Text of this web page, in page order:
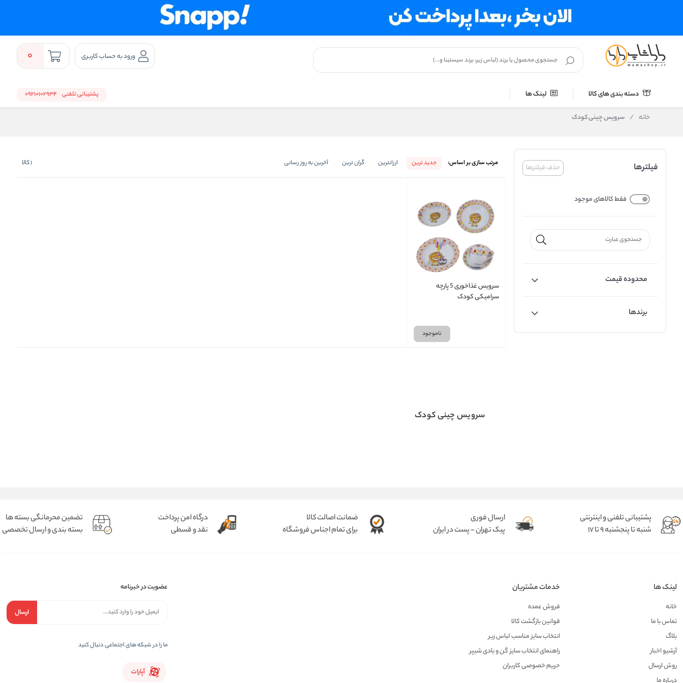
ورود به حساب کاربری 0
دسته بندی های کالا لینک ها پشتیبانی تلفنی 09210102934
خانه / سرویس چینی کودک
حذف فیلترها فیلترها
فقط کالاهای موجود
محدوده قیمت
برندها
مرتب سازی بر اساس: جدید ترین ارزانترین گران ترین آخرین به روز رسانی 1کالا
سرویس غذاخوری 5 پارچه
سرامیکی کودک
ناموجود
سرویس چینی کودک
پشتیبانی تلفنی و اینترنتی
شنبه تا پنجشنبه 9 تا 17
ارسال فوری
پیک تهران - پست در ایران
ضمانت اصالت کالا
برای تمام اجناس فروشگاه
درگاه امن پرداخت
نقد و قسطی
تضمین محرمانگی بسته ها
بسته بندی و ارسال تخصصی
لینک ها
خانه
تماس با ما
بلاگ
آرشیو اخبار
روش ارسال
خدمات مشتریان
فروش عمده
قوانین بازگشت کالا
انتخاب سایز مناسب لباس زیر
راهنمای انتخاب سایز گن و بادی شیپر
حریم خصوصی کاربران
عضویت در خبرنامه
ارسال
ما را در شبکه های اجتماعی دنبال کنید
آپارات